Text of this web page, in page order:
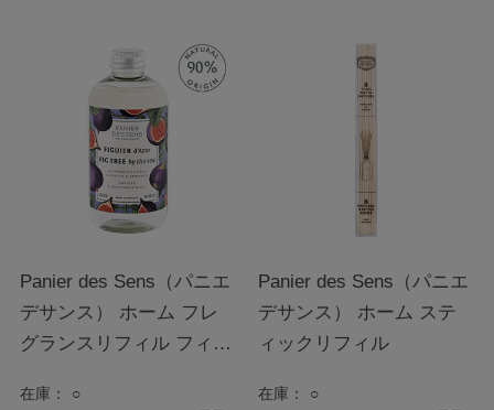
Panier des Sens（パニエ
デサンス） ホーム フレ
グランスリフィル フィグ
在庫： ○
Panier des Sens（パニエ
デサンス） ホーム ステ
ィックリフィル
在庫： ○